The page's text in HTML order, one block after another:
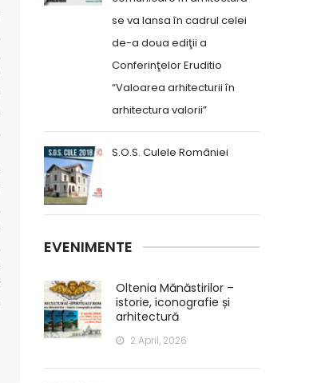
se va lansa în cadrul celei
de-a doua ediţii a
Conferinţelor Eruditio
“Valoarea arhitecturii în
arhitectura valorii”
S.O.S. Culele României
EVENIMENTE
Oltenia Mănăstirilor –
istorie, iconografie și
arhitectură
2 April, 2026